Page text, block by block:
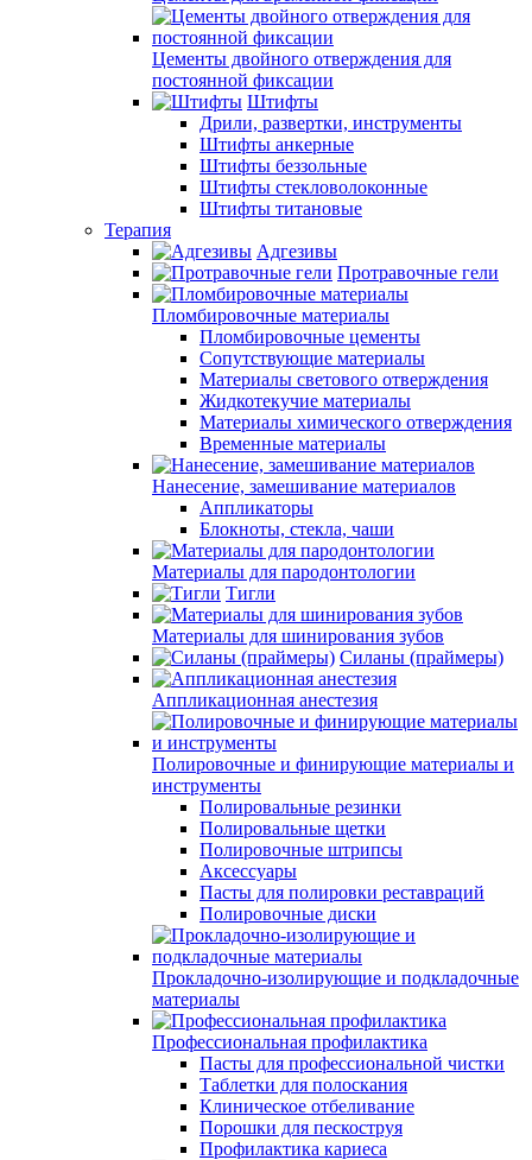
Цементы двойного отверждения для
постоянной фиксации
Штифты
Дрили, развертки, инструменты
Штифты анкерные
Штифты беззольные
Штифты стекловолоконные
Штифты титановые
Терапия
Адгезивы
Протравочные гели
Пломбировочные материалы
Пломбировочные цементы
Сопутствующие материалы
Материалы светового отверждения
Жидкотекучие материалы
Материалы химического отверждения
Временные материалы
Нанесение, замешивание материалов
Аппликаторы
Блокноты, стекла, чаши
Материалы для пародонтологии
Тигли
Материалы для шинирования зубов
Силаны (праймеры)
Аппликационная анестезия
Полировочные и финирующие материалы и
инструменты
Полировальные резинки
Полировальные щетки
Полировочные штрипсы
Аксессуары
Пасты для полировки реставраций
Полировочные диски
Прокладочно-изолирующие и подкладочные
материалы
Профессиональная профилактика
Пасты для профессиональной чистки
Таблетки для полоскания
Клиническое отбеливание
Порошки для пескоструя
Профилактика кариеса